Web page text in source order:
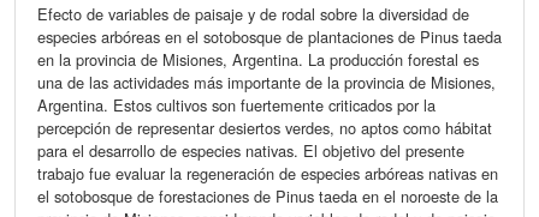
Efecto de variables de paisaje y de rodal sobre la diversidad de
especies arbóreas en el sotobosque de plantaciones de Pinus taeda
en la provincia de Misiones, Argentina. La producción forestal es
una de las actividades más importante de la provincia de Misiones,
Argentina. Estos cultivos son fuertemente criticados por la
percepción de representar desiertos verdes, no aptos como hábitat
para el desarrollo de especies nativas. El objetivo del presente
trabajo fue evaluar la regeneración de especies arbóreas nativas en
el sotobosque de forestaciones de Pinus taeda en el noroeste de la